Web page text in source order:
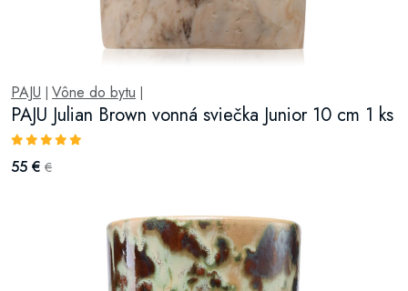
PAJU Vône do bytu
PAJU Julian Brown vonná sviečka Junior 10 cm 1 ks
55 € €